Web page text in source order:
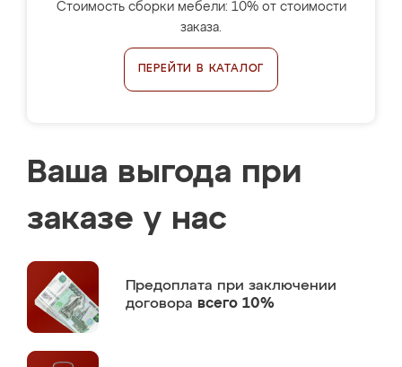
Стоимость сборки мебели: 10% от стоимости
заказа.
ПЕРЕЙТИ В КАТАЛОГ
Ваша выгода при
заказе у нас
Предоплата при заключении
договора всего 10%